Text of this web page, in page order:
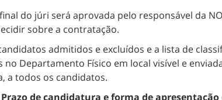
do júri será aprovada pelo responsável da
sobre a contratação.
admitidos e excluídos e a lista de
no Departamento Físico em local visível e
a todos os candidatos.
Prazo de candidatura e forma de